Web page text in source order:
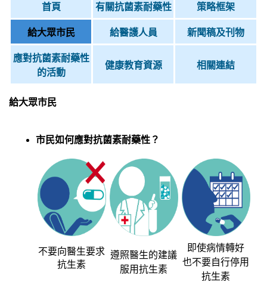
首頁 有關抗菌素耐藥性 策略框架
給大眾市民 給醫護人員 新聞稿及刊物
應對抗菌素耐藥性
的活動
健康教育資源 相關連結
給大眾市民
市民如何應對抗菌素耐藥性？
不要向醫生要求
抗生素
遵照醫生的建議
服用抗生素
即使病情轉好
也不要自行停用
抗生素